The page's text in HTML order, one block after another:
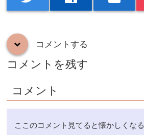
down コメントする
コメントを残す
コメント
ここのコメント見てると懐かしくなる